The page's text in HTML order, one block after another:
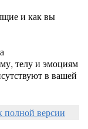
и как вы
телу и эмоциям
в вашей
полной версии